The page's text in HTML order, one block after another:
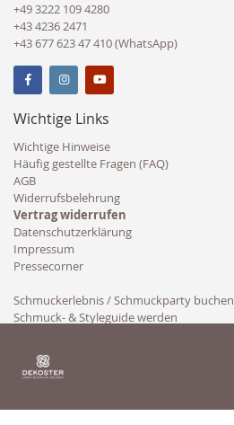
+49 3222 109 4280
+43 4236 2471
+43 677 623 47 410 (WhatsApp)
Wichtige Links
Wichtige Hinweise
Häufig gestellte Fragen (FAQ)
AGB
Widerrufsbelehrung
Vertrag widerrufen
Datenschutzerklärung
Impressum
Pressecorner
Schmuckerlebnis / Schmuckparty buchen
Schmuck- & Styleguide werden